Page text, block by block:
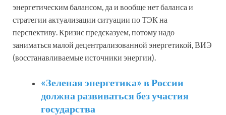
энергетическим балансом, да и вообще нет баланса и
стратегии актуализации ситуации по ТЭК на
перспективу. Кризис предсказуем, потому надо
заниматься малой децентрализованной энергетикой, ВИЭ
(восстанавливаемые источники энергии).
«Зеленая энергетика» в России
должна развиваться без участия
государства